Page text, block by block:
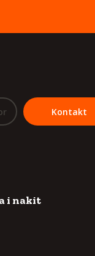
Kontakt
i nakit